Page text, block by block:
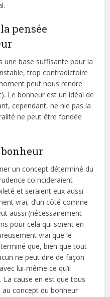
pensée
une base suffisante pour la
trop contradictoire
peut nous rendre
Le bonheur est un idéal de
cependant, ne nie pas la
ne peut être fondée
un concept déterminé du
coïncideraient
et seraient eux aussi
vrai, d’un côté comme
aussi (nécessairement
pour cela qui soient en
vrai que le
que, bien que tout
ne peut dire de façon
lui-même ce qu’il
cause en est que tous
concept du bonheur